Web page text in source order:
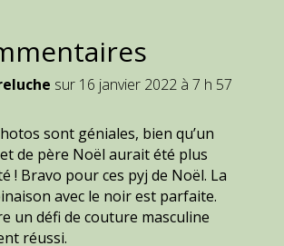
sur 16 janvier 2022 à 7 h 57
sont géniales, bien qu’un
de père Noël aurait été plus
! Bravo pour ces pyj de Noël. La
avec le noir est parfaite.
un défi de couture masculine
réussi.